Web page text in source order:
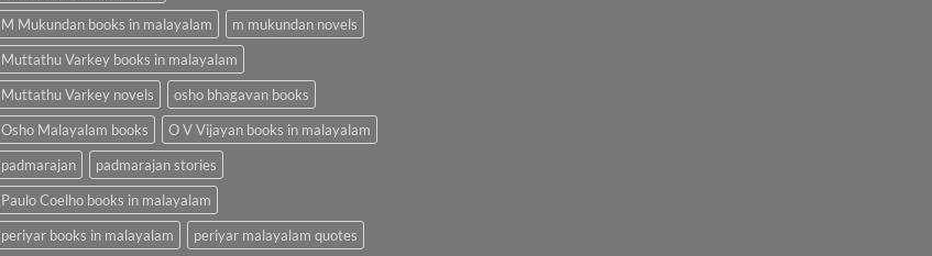
M Mukundan books in malayalam
m mukundan novels
Muttathu Varkey books in malayalam
Muttathu Varkey novels
osho bhagavan books
Osho Malayalam books
O V Vijayan books in malayalam
padmarajan
padmarajan stories
Paulo Coelho books in malayalam
periyar books in malayalam
periyar malayalam quotes